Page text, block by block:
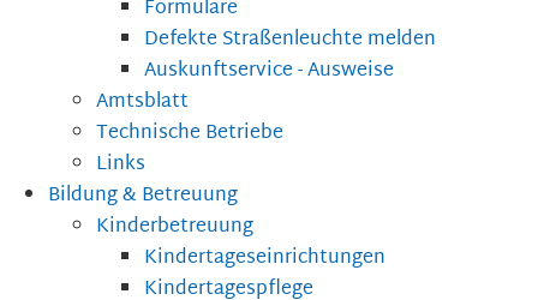
Formulare
Defekte Straßenleuchte melden
Auskunftservice - Ausweise
Amtsblatt
Technische Betriebe
Links
Bildung & Betreuung
Kinderbetreuung
Kindertageseinrichtungen
Kindertagespflege